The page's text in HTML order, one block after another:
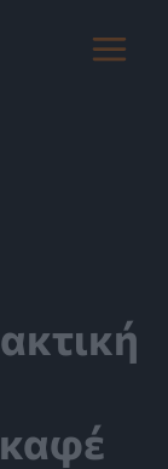
Main